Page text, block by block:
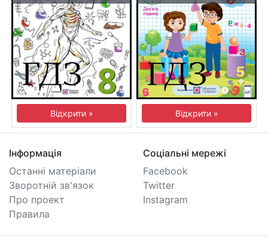
Відкрити » Відкрити »
Інформація
Останні матеріали
Зворотній зв'язок
Про проект
Правила
Соціальні мережі
Facebook
Twitter
Instagram